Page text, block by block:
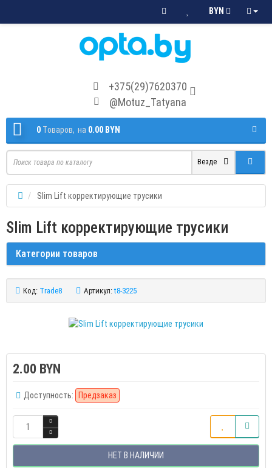
BYN
+375(29)7620370
@Motuz_Tatyana
0 Tоваров, на 0.00 BYN
Везде
Slim Lift корректирующие трусики
Slim Lift корректирующие трусики
Категории товаров
Код: Trade8 Артикул: t8-3225
2.00 BYN
Доступность: Предзаказ
НЕТ В НАЛИЧИИ